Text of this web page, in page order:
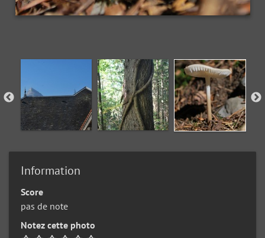
Information
Score
pas de note
Notez cette photo